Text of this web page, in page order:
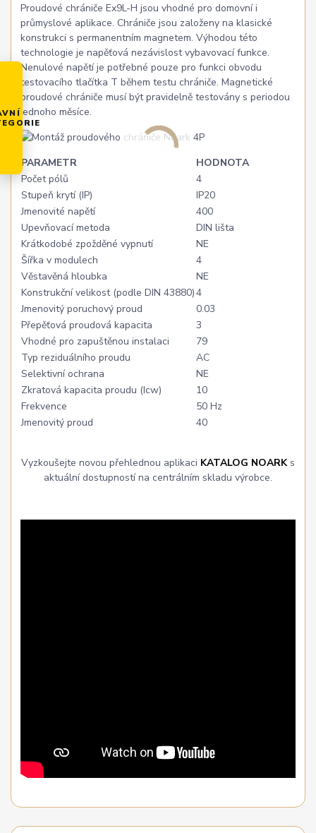
Proudové chrániče Ex9L-H jsou vhodné pro domovní i
průmyslové aplikace. Chrániče jsou založeny na klasické
konstrukci s permanentním magnetem. Výhodou této
technologie je napěťová nezávislost vybavovací funkce.
Nenulové napětí je potřebné pouze pro funkci obvodu
testovacího tlačítka T během testu chrániče. Magnetické
proudové chrániče musí být pravidelně testovány s periodou
jednoho měsíce.
PARAMETR
HODNOTA
Počet pólů
4
Stupeň krytí (IP)
IP20
Jmenovité napětí
400
Upevňovací metoda
DIN lišta
Krátkodobé zpožděné vypnutí
NE
Šířka v modulech
4
Věstavěná hloubka
NE
Konstrukční velikost (podle DIN 43880)4
Jmenovitý poruchový proud
0.03
Přepěťová proudová kapacita
3
Vhodné pro zapuštěnou instalaci
79
Typ reziduálního proudu
AC
Selektivní ochrana
NE
Zkratová kapacita proudu (Icw)
10
Frekvence
50 Hz
Jmenovitý proud
40
Vyzkoušejte novou přehlednou aplikaci KATALOG NOARKs
aktuální dostupností na centrálním skladu výrobce.